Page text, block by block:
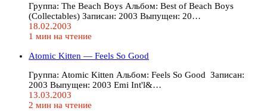
Группа: The Beach Boys Альбом: Best of Beach Boys
(Collectables) Записан: 2003 Выпущен: 20…
18.02.2003
1 мин на чтение
Atomic Kitten — Feels So Good
Группа: Atomic Kitten Альбом: Feels So Good Записан:
2003 Выпущен: 2003 Emi Int'l&…
13.03.2003
2 мин на чтение